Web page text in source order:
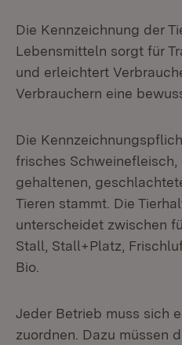
Die Kennzeichnung der
Lebensmitteln sorgt für
und erleichtert
Verbrauchern eine
Die
frisches
gehaltenen,
Tieren stammt. Die
unterscheidet zwischen
Stall, Stall+Platz,
Bio.
Jeder Betrieb muss sich
zuordnen. Dazu müssen